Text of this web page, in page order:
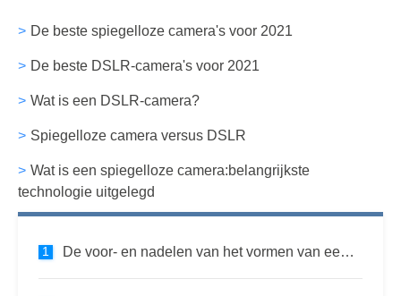
De beste spiegelloze camera's voor 2021
De beste DSLR-camera's voor 2021
Wat is een DSLR-camera?
Spiegelloze camera versus DSLR
Wat is een spiegelloze camera:belangrijkste
technologie uitgelegd
De voor- en nadelen van het vormen van een productiebedrijf